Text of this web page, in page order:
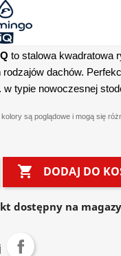
to stalowa kwadratowa
dachów.
w typie nowoczesnej
są poglądowe i mogą się
 DODAJ DO
dostępny na